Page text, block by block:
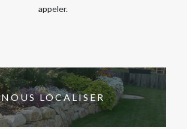
appeler.
NOUS LOCALISER